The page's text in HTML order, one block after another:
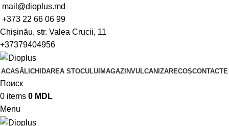
mail@dioplus.md
+373 22 66 06 99
Chișinău, str. Valea Crucii, 11
+37379404956
ACASĂLICHIDAREA STOCULUI MAGAZINVULCANIZARECOȘCONTACTE
Поиск
0 items 0 MDL
Menu